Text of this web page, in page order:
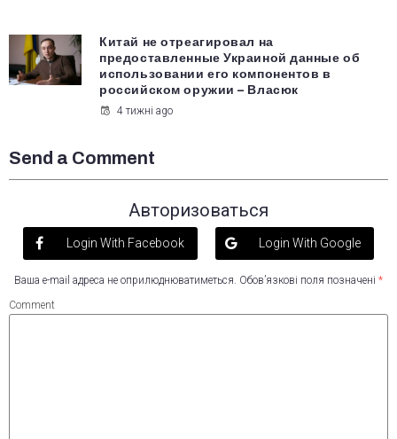
Китай не отреагировал на
предоставленные Украиной данные об
использовании его компонентов в
российском оружии – Власюк
4 тижні ago
Send a Comment
Авторизоваться
Login With Facebook Login With Google
Ваша e-mail адреса не оприлюднюватиметься. Обов’язкові поля позначені *
Comment